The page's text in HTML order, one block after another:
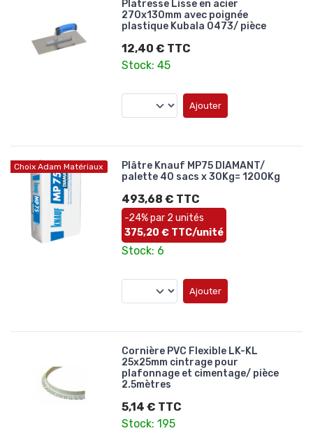
Platresse Lisse en acier
270x130mm avec poignée
plastique Kubala 0473/ pièce
12,40 € TTC
Stock: 45
Ajouter
Choix Adam Matériaux
Plâtre Knauf MP75 DIAMANT/
palette 40 sacs x 30Kg= 1200Kg
493,68 € TTC
-24% par 2 unités
375,20 € TTC/unité
Stock: 6
Ajouter
Cornière PVC Flexible LK-KL
25x25mm cintrage pour
plafonnage et cimentage/ pièce
2.5mètres
5,14 € TTC
Stock: 195